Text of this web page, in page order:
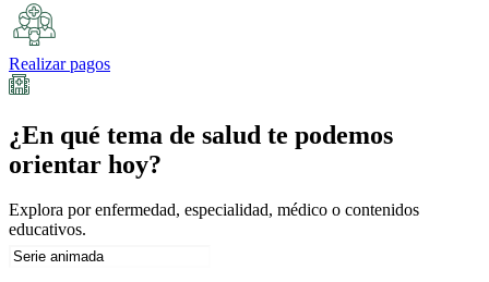
Realizar pagos
¿En qué tema de salud te podemos
orientar hoy?
Explora por enfermedad, especialidad, médico o contenidos
educativos.